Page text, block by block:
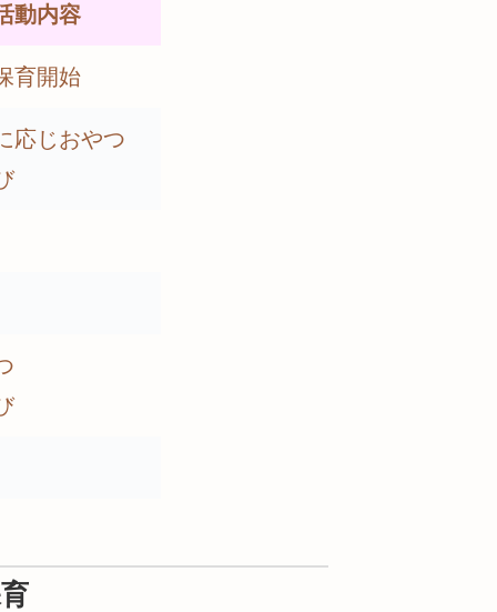
動内容
育開始
応じおやつ